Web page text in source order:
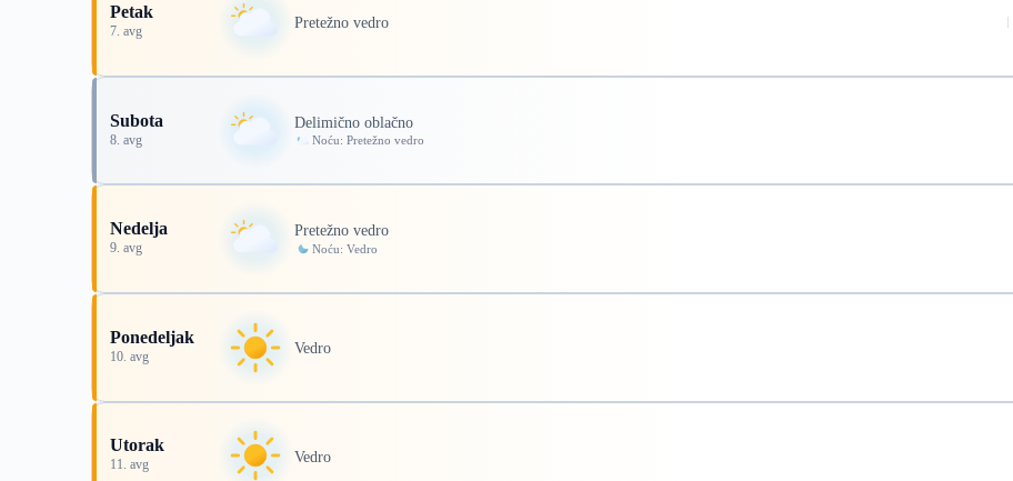
Petak
7. avg Pretežno vedro
Subota
8. avg
Delimično oblačno
Noću: Pretežno vedro
Nedelja
9. avg
Pretežno vedro
Noću: Vedro
Ponedeljak
10. avg Vedro
Utorak
11. avg Vedro